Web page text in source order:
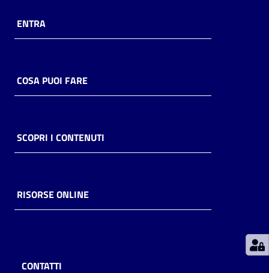
Risorse
online
Casa
Piani
storico
ENTRA
COSA PUOI FARE
SCOPRI I CONTENUTI
RISORSE ONLINE
CONTATTI